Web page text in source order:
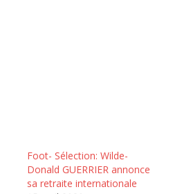
Foot- Sélection: Wilde-
Donald GUERRIER annonce
sa retraite internationale